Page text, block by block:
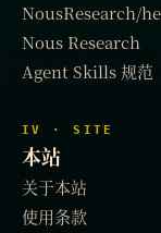
NousResearch/
Nous Research
Agent Skills 规范
IV · SITE
本站
关于本站
使用条款